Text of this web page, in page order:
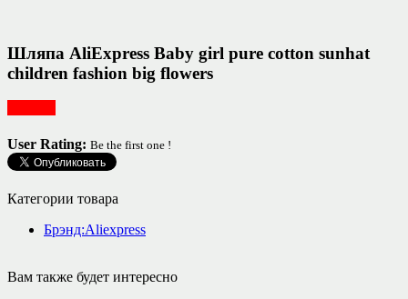
Шляпа AliExpress Baby girl pure cotton sunhat
children fashion big flowers
User Rating: Be the first one !
Категории товара
Брэнд:Aliexpress
Вам также будет интересно